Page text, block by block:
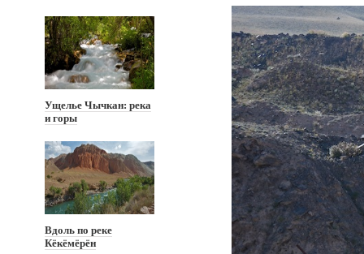
Ущелье Чычкан: река
и горы
Вдоль по реке
Кёкёмёрён